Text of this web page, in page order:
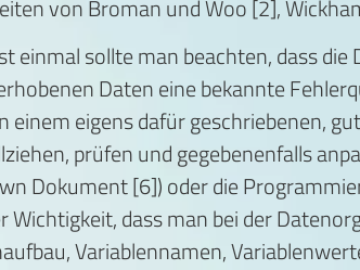
von Broman und Woo [2],
einmal sollte man beachten, dass
Daten eine bekannte
einem eigens dafür geschriebenen,
prüfen und gegebenenfalls
Dokument [6]) oder die
Wichtigkeit, dass man bei der
Variablennamen,